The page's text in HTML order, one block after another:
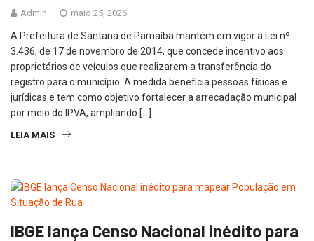
Admin maio 25, 2026
A Prefeitura de Santana de Parnaíba mantém em vigor a Lei nº
3.436, de 17 de novembro de 2014, que concede incentivo aos
proprietários de veículos que realizarem a transferência do
registro para o município. A medida beneficia pessoas físicas e
jurídicas e tem como objetivo fortalecer a arrecadação municipal
por meio do IPVA, ampliando […]
LEIA MAIS
IBGE lança Censo Nacional inédito para